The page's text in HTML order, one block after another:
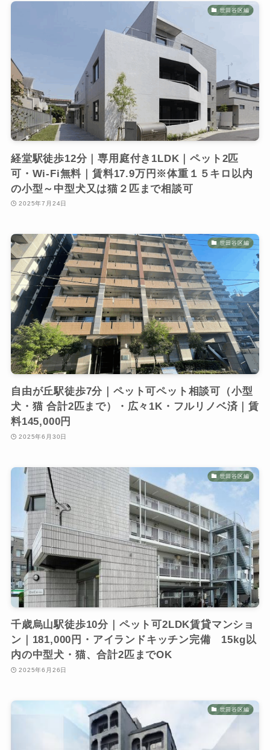
世田谷区編
経堂駅徒歩12分｜専用庭付き1LDK｜ペット2匹
可・Wi‑Fi無料｜賃料17.9万円※体重１５キロ以内
の小型～中型犬又は猫２匹まで相談可
2025年7月24日
世田谷区編
自由が丘駅徒歩7分｜ペット可ペット相談可（小型
犬・猫 合計2匹まで）・広々1K・フルリノベ済｜賃
料145,000円
2025年6月30日
世田谷区編
千歳烏山駅徒歩10分｜ペット可2LDK賃貸マンショ
ン｜181,000円・アイランドキッチン完備 15kg以
内の中型犬・猫、合計2匹までOK
2025年6月26日
世田谷区編